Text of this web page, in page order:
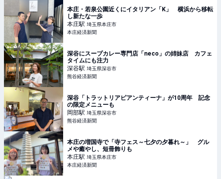
本庄・若泉公園近くにイタリアン「K」 横浜から移転
し新たな一歩
本庄駅 埼玉県本庄市
本庄経済新聞
深谷にスープカレー専門店「neco」の姉妹店 カフェ
タイムにも注力
深谷駅 埼玉県深谷市
熊谷経済新聞
深谷「トラットリアピアンティーナ」が10周年 記念
の限定メニューも
岡部駅 埼玉県深谷市
熊谷経済新聞
本庄の増国寺で「寺フェス～七夕の夕暮れ～」 グル
メや癒やし、短冊飾りも
本庄駅 埼玉県本庄市
本庄経済新聞